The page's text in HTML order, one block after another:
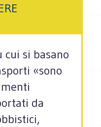
cui si basano
«sono
da